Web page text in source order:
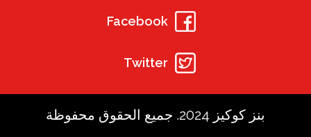
Facebook
Twitter
بنز كوكيز 2024. جميع الحقوق محفوظة